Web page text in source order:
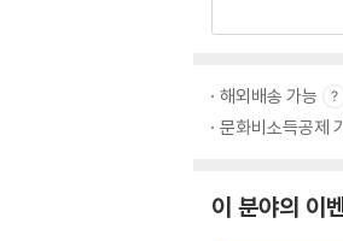
해외배송 가능
문화비소득공제
이 분야의 이